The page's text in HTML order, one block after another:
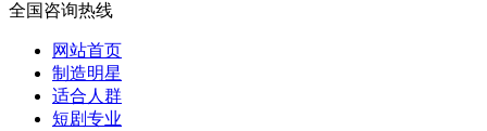
全国咨询热线
网站首页
制造明星
适合人群
短剧专业